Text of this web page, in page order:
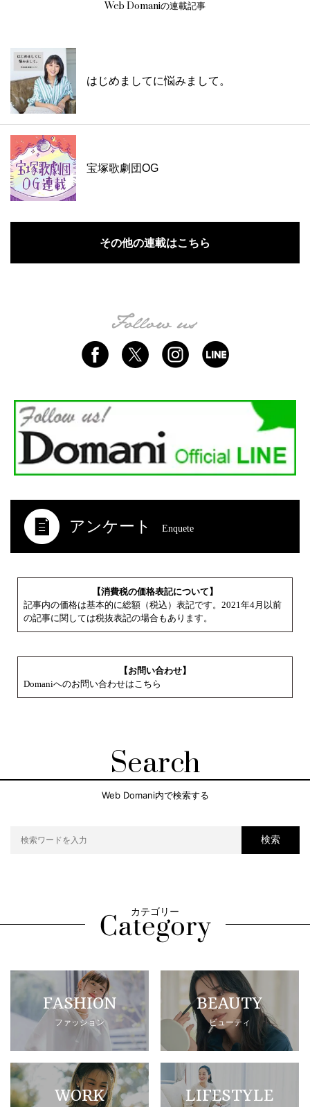
Web Domaniの連載記事
はじめましてに悩みまして。
宝塚歌劇団OG
その他の連載はこちら
アンケート Enquete
【消費税の価格表記について】
記事内の価格は基本的に総額（税込）表記です。2021年4月以前
の記事に関しては税抜表記の場合もあります。
【お問い合わせ】
Domaniへのお問い合わせはこちら
Search
Web Domani内で検索する
検索
カテゴリー
FASHION
ファッション
BEAUTY
ビューティ
WORK LIFESTYLE